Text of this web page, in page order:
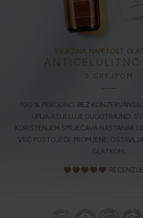
HOLISTIČKA NJEGA
ZLATNI ELIKSIR MEDITERANA:
OBOŽAVA SMILJE?
DANA NA PLAŽI?
NJEGA TIJELA NAKON SUNČANJA:
SVJEŽINA. NAPETOST.
ANTICELULITNO
S GREJPOM
100 % PRIRODNO. BEZ
UPIJA A DJELUJE DUGOTRAJNO.
KORIŠTENJEM SPRJEČAVA NASTANAK
VEĆ POSTOJEĆE PROMJENE.
GLATKOM.
favoritefavoritefavoritefavoritefavorite